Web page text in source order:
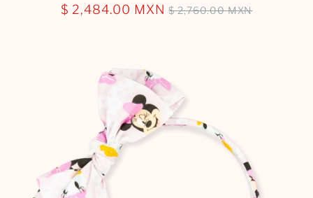
$ 2,484.00 MXN Precio
$ 2,760.00 MXN